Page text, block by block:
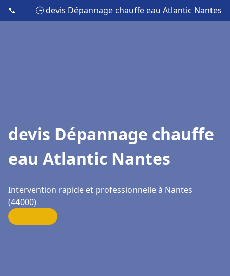
📞 🕒 devis Dépannage chauffe eau Atlantic Nantes
devis Dépannage chauffe
eau Atlantic Nantes
Intervention rapide et professionnelle à Nantes
(44000)